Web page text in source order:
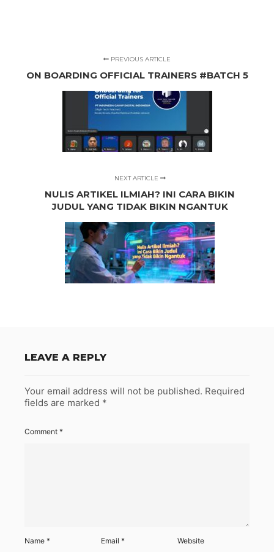
PREVIOUS ARTICLE
ON BOARDING OFFICIAL TRAINERS #BATCH 5
NEXT ARTICLE
NULIS ARTIKEL ILMIAH? INI CARA BIKIN
JUDUL YANG TIDAK BIKIN NGANTUK
LEAVE A REPLY
Your email address will not be published. Required
fields are marked *
Comment *
Name * Email* Website